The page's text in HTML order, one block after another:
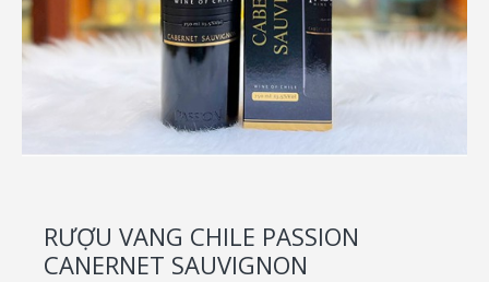
RƯỢU VANG CHILE PASSION
CANERNET SAUVIGNON